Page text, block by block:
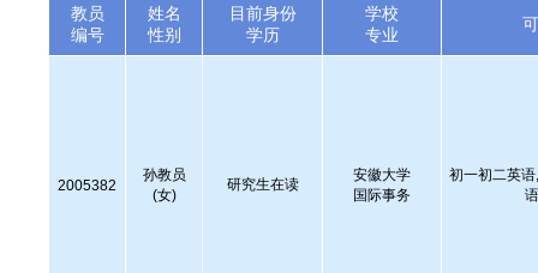
教员
编号
姓名
性别
目前身份
学历
学校
专业
2005382
孙教员
(女)
研究生在读
安徽大学
国际事务
初一初二英